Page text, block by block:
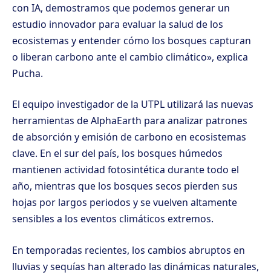
con IA, demostramos que podemos generar un
estudio innovador para evaluar la salud de los
ecosistemas y entender cómo los bosques capturan
o liberan carbono ante el cambio climático», explica
Pucha.
El equipo investigador de la UTPL utilizará las nuevas
herramientas de AlphaEarth para analizar patrones
de absorción y emisión de carbono en ecosistemas
clave. En el sur del país, los bosques húmedos
mantienen actividad fotosintética durante todo el
año, mientras que los bosques secos pierden sus
hojas por largos periodos y se vuelven altamente
sensibles a los eventos climáticos extremos.
En temporadas recientes, los cambios abruptos en
lluvias y sequías han alterado las dinámicas naturales,